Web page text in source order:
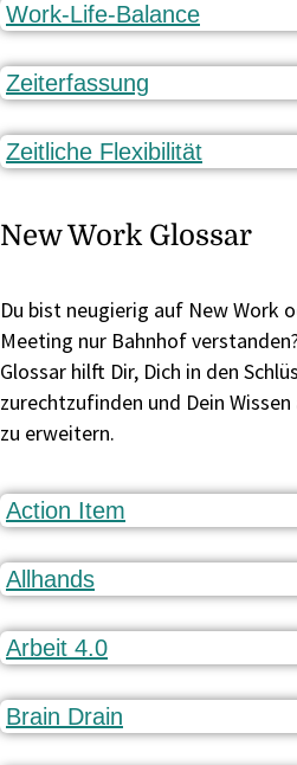
Work-Life-Balance
Zeiterfassung
Zeitliche Flexibilität
New Work Glossar
Du bist neugierig auf New Work
Meeting nur Bahnhof
Glossar hilft Dir, Dich in den
zurechtzufinden und Dein
zu erweitern.
Action Item
Allhands
Arbeit 4.0
Brain Drain